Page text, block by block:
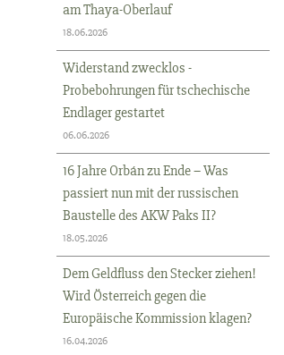
am Thaya-Oberlauf
18.06.2026
Widerstand zwecklos -
Probebohrungen für tschechische
Endlager gestartet
06.06.2026
16 Jahre Orbán zu Ende – Was
passiert nun mit der russischen
Baustelle des AKW Paks II?
18.05.2026
Dem Geldfluss den Stecker ziehen!
Wird Österreich gegen die
Europäische Kommission klagen?
16.04.2026